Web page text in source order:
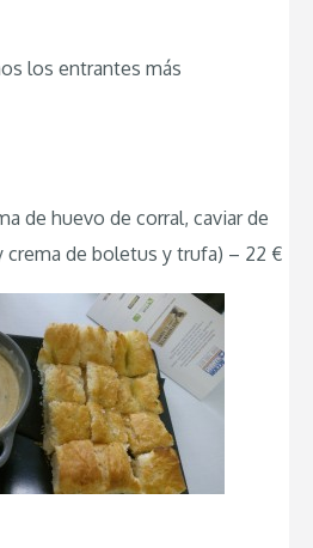
los entrantes más
de huevo de corral, caviar de
crema de boletus y trufa) – 22 €